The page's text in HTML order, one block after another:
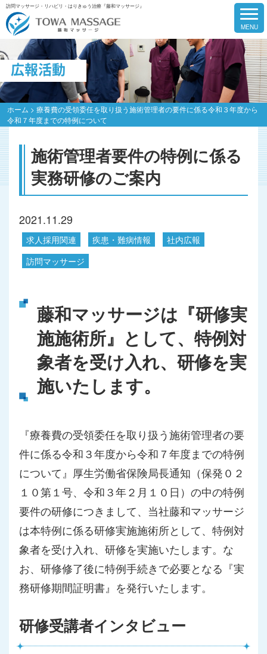
訪問マッサージ・リハビリ・はりきゅう治療『藤和マッサージ』
広報活動
ホーム > 療養費の受領委任を取り扱う施術管理者の要件に係る令和３年度から
令和７年度までの特例について
施術管理者要件の特例に係る
実務研修のご案内
2021.11.29
求人採用関連 疾患・難病情報
社内広報
訪問マッサージ
藤和マッサージは『研修実
施施術所』として、特例対
象者を受け入れ、研修を実
施いたします。
『療養費の受領委任を取り扱う施術管理者の要
件に係る令和３年度から令和７年度までの特例
について』厚生労働省保険局長通知（保発０２
１０第１号、令和３年２月１０日）の中の特例
要件の研修につきまして、当社藤和マッサージ
は本特例に係る研修実施施術所として、特例対
象者を受け入れ、研修を実施いたします。な
お、研修修了後に特例手続きで必要となる『実
務研修期間証明書』を発行いたします。
研修受講者インタビュー